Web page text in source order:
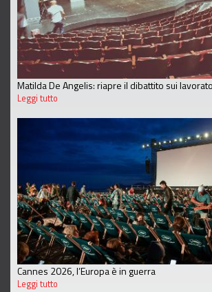
Matilda De Angelis: riapre il dibattito sui
Leggi tutto
Cannes 2026, l’Europa è in guerra
Leggi tutto